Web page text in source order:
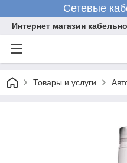
Сетевые
Интернет магазин
Товары и услуги